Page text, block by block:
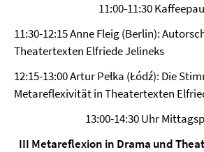
11:00-11:30
11:30-12:15 Anne Fleig (Berlin):
Theatertexten Elfriede Jelineks
12:15-13:00 Artur Pełka (Łódź): Die
Metareflexivität in Theatertexten
13:00-14:30 Uhr
III Metareflexion in Drama und